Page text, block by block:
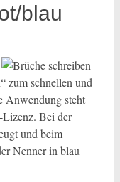
blau
zum schnellen und
Anwendung steht
Bei der
und beim
Nenner in blau